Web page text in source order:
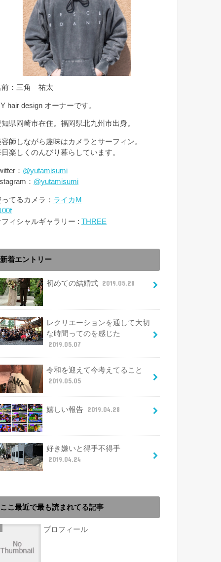
前：三角 祐太
hair design オーナーです。
知県岡崎市在住。福岡県北九州市出身。
容師しながら趣味はカメラとサーフィン。
楽しくのんびり暮らしています。
： @yutamisumi
： @yutamisumi
てるカメラ： ライカM
フィシャルギャラリー : THREE
新着エントリー
初めての結婚式 2019.05.28
レクリエーションを通して大切
な時間ってのを感じた
2019.05.07
令和を迎えて今考えてること
2019.05.05
嬉しい報告 2019.04.28
好き嫌いと得手不得手
2019.04.24
ここ最近で最も読まれてる記事
プロフィール